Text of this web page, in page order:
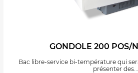
GONDOLE 200 POS/
Bac libre-service bi-température qui
présenter des...